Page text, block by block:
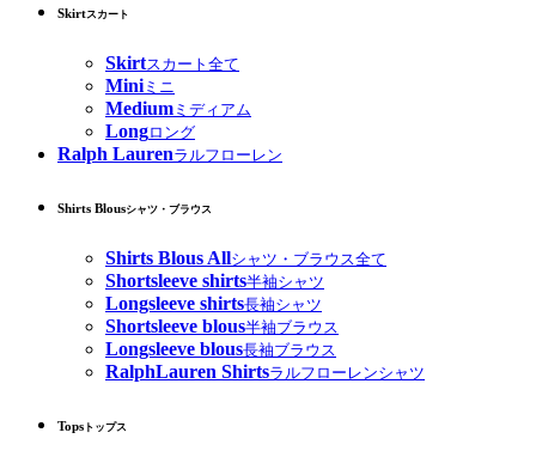
Skirtスカート
Skirtスカート全て
Miniミニ
Medium ミディアム
Longロング
Ralph Laurenラルフローレン
Shirts Blousシャツ・ブラウス
Shirts Blous Allシャツ・ブラウス全て
Shortsleeve shirts半袖シャツ
Longsleeve shirts長袖シャツ
Shortsleeve blous半袖ブラウス
Longsleeve blous長袖ブラウス
RalphLauren Shirtsラルフローレンシャツ
Tops トップス